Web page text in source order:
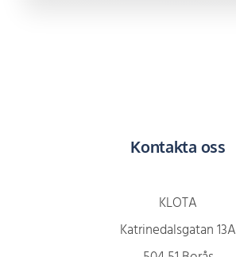
Kontakta oss
KLOTA
Katrinedalsgatan 13A